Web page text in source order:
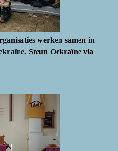
werken samen in
Steun Oekraïne via